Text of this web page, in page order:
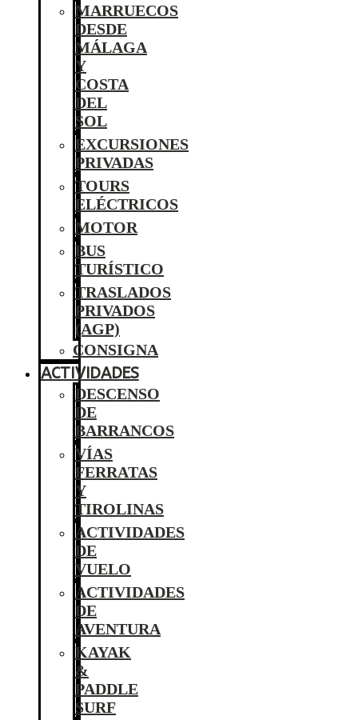
MARRUECOS
DESDE
MÁLAGA
Y
COSTA
DEL
SOL
EXCURSIONES
PRIVADAS
TOURS
ELÉCTRICOS
MOTOR
BUS
TURÍSTICO
TRASLADOS
PRIVADOS
(AGP)
CONSIGNA
ACTIVIDADES
DESCENSO
DE
BARRANCOS
VÍAS
FERRATAS
Y
TIROLINAS
ACTIVIDADES
DE
VUELO
ACTIVIDADES
DE
AVENTURA
KAYAK
&
PADDLE
SURF